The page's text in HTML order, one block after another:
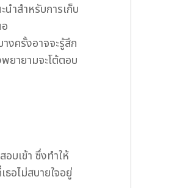
ำสำหรับการเก็บ
งครั้งอาจจะรู้สึก
ยายามจะโต้ตอบ
บเข้า ซึ่งทำให้
อไม่สบายใจอยู่